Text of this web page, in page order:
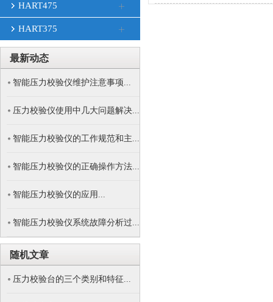
HART475
HART375
最新动态
智能压力校验仪维护注意事项...
压力校验仪使用中几大问题解决...
智能压力校验仪的工作规范和主...
智能压力校验仪的正确操作方法...
智能压力校验仪的应用...
智能压力校验仪系统故障分析过...
随机文章
压力校验台的三个类别和特征...